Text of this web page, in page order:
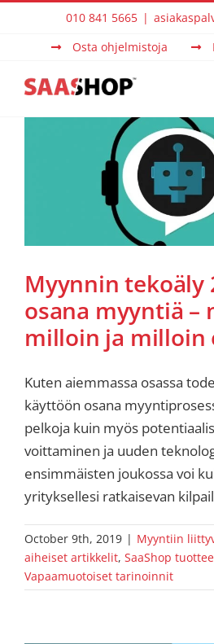
010 841 5665 |
Osta ohjelmistoja
Myynnin tekoäly
osana myyntiä –
milloin ja milloin
Kuten aiemmassa osassa
käyttöön osana
pelkoja kuin myös
voittaminen ja uuden
ensimmäisten joukossa voi
yrityksellesi ratkaisevan
October 9th, 2019 | Myyntiin
aiheiset artikkelit, SaaShop
Vapaamuotoiset tarinoinnit